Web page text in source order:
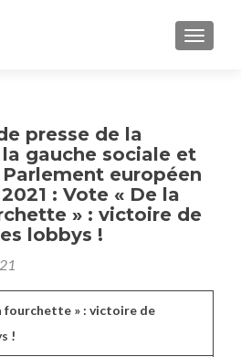
presse de la
gauche sociale et
européen
: Vote « De la
» : victoire de
lobbys !
fourchette » : victoire de
!